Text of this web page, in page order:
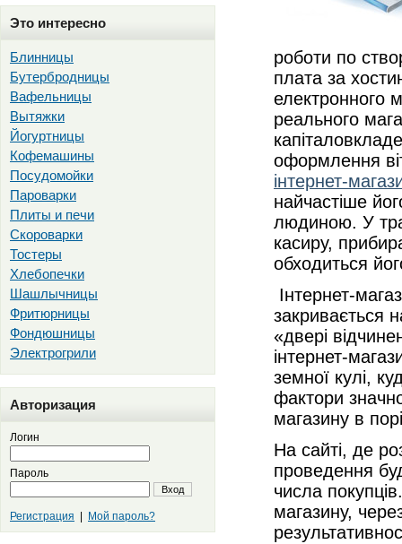
Это интересно
Блинницы
Бутербродницы
Вафельницы
Вытяжки
Йогуртницы
Кофемашины
Посудомойки
Пароварки
Плиты и печи
Скороварки
Тостеры
Хлебопечки
Шашлычницы
Фритюрницы
Фондюшницы
Электрогрили
Авторизация
Логин
Пароль
Вход
Регистрация Мой пароль?
роботи по
плата за
електронного
реального
оформлення
інтернет-
найчастіше
людиною. У
касиру,
обходиться
Інтернет-
закривається
«двері
інтернет-
земної кулі,
фактори
магазину в
На сайті, де
проведення
числа
магазину,